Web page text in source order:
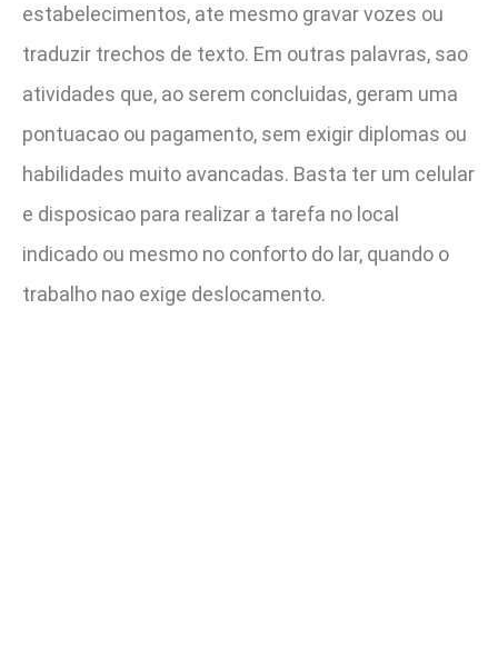
estabelecimentos, ate mesmo gravar vozes ou
traduzir trechos de texto. Em outras palavras, sao
atividades que, ao serem concluidas, geram uma
pontuacao ou pagamento, sem exigir diplomas ou
habilidades muito avancadas. Basta ter um celular
e disposicao para realizar a tarefa no local
indicado ou mesmo no conforto do lar, quando o
trabalho nao exige deslocamento.